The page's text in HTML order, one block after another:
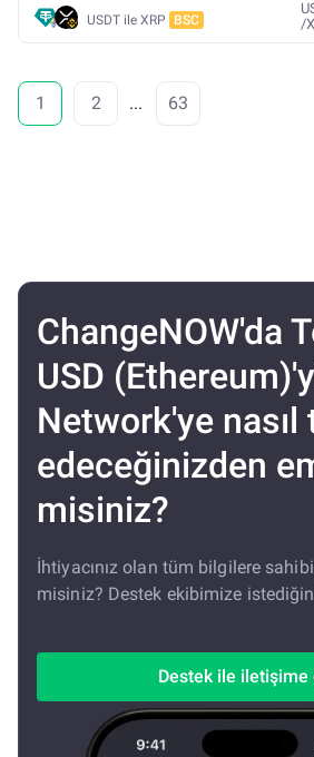
USDT ile XRP BSC
/
1 2 ... 63
ChangeNOW'da
USD
Network'ye nasıl
edeceğinizden
misiniz?
İhtiyacınız olan tüm bilgilere
misiniz? Destek ekibimize
Destek ile iletişime